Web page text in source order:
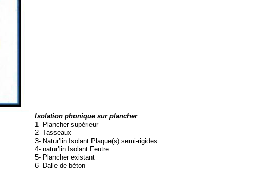
Isolation phonique sur plancher
1- Plancher supérieur
2- Tasseaux
3- Natur’lin Isolant Plaque(s) semi-rigides
4- natur’lin Isolant Feutre
5- Plancher existant
6- Dalle de béton